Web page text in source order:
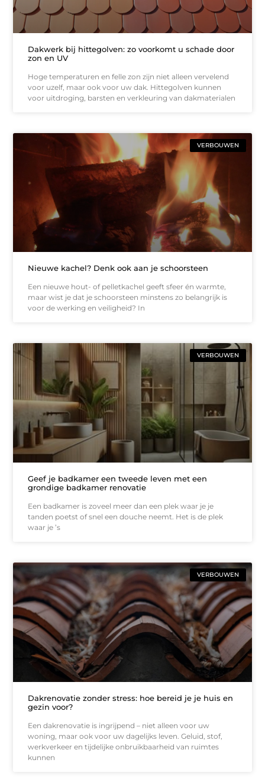
Dakwerk bij hittegolven: zo voorkomt u schade door
zon en UV
Hoge temperaturen en felle zon zijn niet alleen vervelend
voor uzelf, maar ook voor uw dak. Hittegolven kunnen
voor uitdroging, barsten en verkleuring van dakmaterialen
VERBOUWEN
Nieuwe kachel? Denk ook aan je schoorsteen
Een nieuwe hout- of pelletkachel geeft sfeer én warmte,
maar wist je dat je schoorsteen minstens zo belangrijk is
voor de werking en veiligheid? In
VERBOUWEN
Geef je badkamer een tweede leven met een
grondige badkamer renovatie
Een badkamer is zoveel meer dan een plek waar je je
tanden poetst of snel een douche neemt. Het is de plek
waar je ’s
VERBOUWEN
Dakrenovatie zonder stress: hoe bereid je je huis en
gezin voor?
Een dakrenovatie is ingrijpend – niet alleen voor uw
woning, maar ook voor uw dagelijks leven. Geluid, stof,
werkverkeer en tijdelijke onbruikbaarheid van ruimtes
kunnen